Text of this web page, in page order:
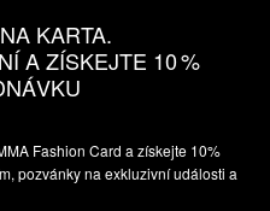
KARTA.
A ZÍSKEJTE 10 %
Fashion Card a získejte 10%
pozvánky na exkluzivní události a